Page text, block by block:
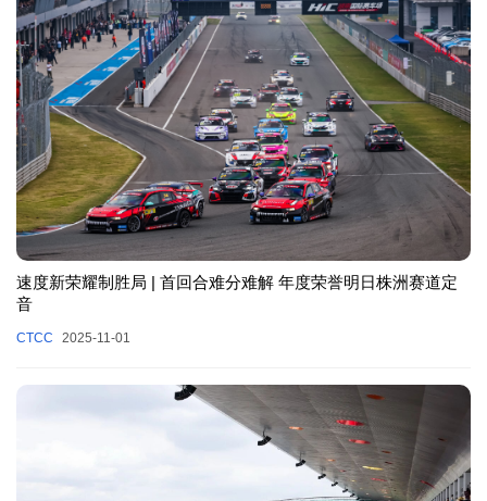
速度新荣耀制胜局 | 首回合难分难解 年度荣誉明日株洲赛道定
音
CTCC 2025-11-01